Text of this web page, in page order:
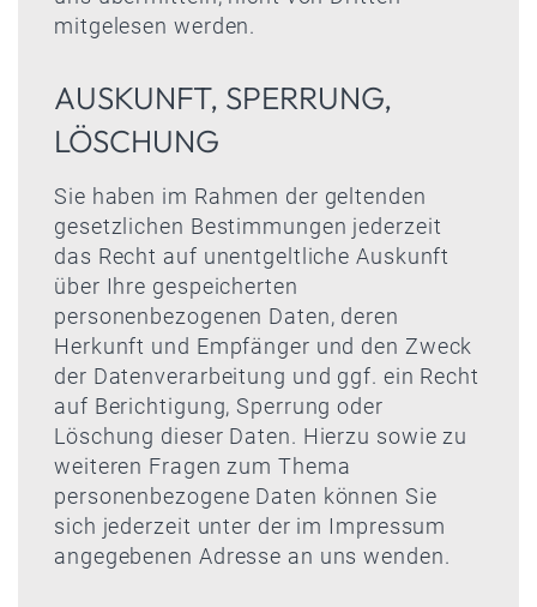
mitgelesen werden.
AUSKUNFT, SPERRUNG,
LÖSCHUNG
Sie haben im Rahmen der geltenden
gesetzlichen Bestimmungen jederzeit
das Recht auf unentgeltliche Auskunft
über Ihre gespeicherten
personenbezogenen Daten, deren
Herkunft und Empfänger und den Zweck
der Datenverarbeitung und ggf. ein Recht
auf Berichtigung, Sperrung oder
Löschung dieser Daten. Hierzu sowie zu
weiteren Fragen zum Thema
personenbezogene Daten können Sie
sich jederzeit unter der im Impressum
angegebenen Adresse an uns wenden.